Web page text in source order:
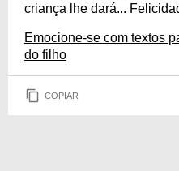
criança lhe dará...
Emocione-se com textos
do filho
COPIAR